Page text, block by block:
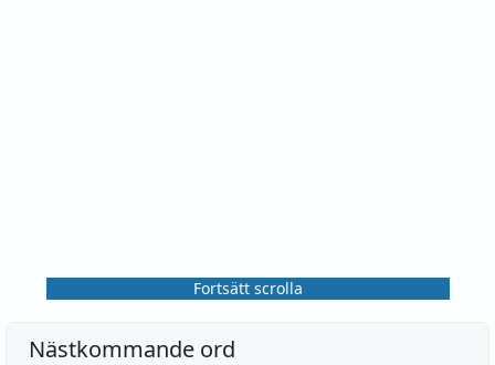
Fortsätt scrolla
Nästkommande ord